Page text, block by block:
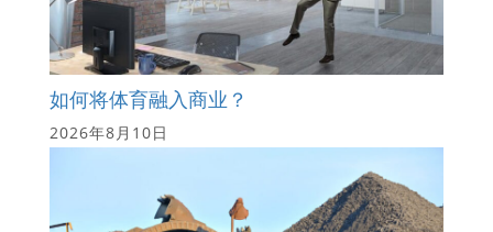
如何将体育融入商业？
2026年8月10日